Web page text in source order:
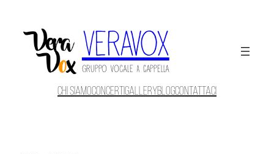
Veravox
Gruppo Vocale A Cappella
Chi siamoConcerti GalleryBlogContattaci